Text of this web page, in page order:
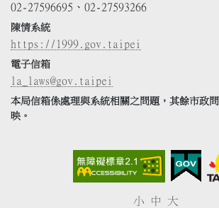
02-27596695、02-27593266
陳情系統
https://1999.gov.taipei
電子信箱
la_laws@gov.taipei
本局信箱係處理與系統相關之問題，其餘市政
映。
小 中 大